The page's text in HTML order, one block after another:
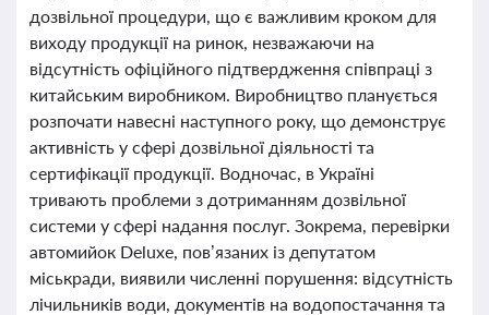
дозвільної процедури, що є важливим кроком для
виходу продукції на ринок, незважаючи на
відсутність офіційного підтвердження співпраці з
китайським виробником. Виробництво планується
розпочати навесні наступного року, що демонструє
активність у сфері дозвільної діяльності та
сертифікації продукції. Водночас, в Україні
тривають проблеми з дотриманням дозвільної
системи у сфері надання послуг. Зокрема, перевірки
автомийок Deluxe, пов’язаних із депутатом
міськради, виявили численні порушення: відсутність
лічильників води, документів на водопостачання та